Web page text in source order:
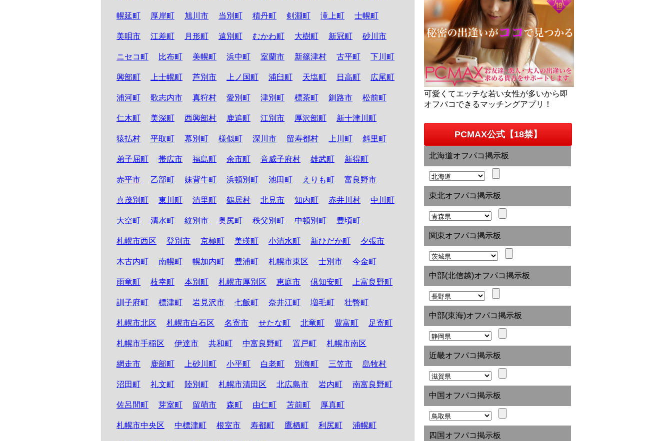
幌延町 厚岸町 旭川市 当別町 積丹町 剣淵町 滝上町 士幌町
美唄市 江差町 月形町 遠別町 むかわ町 大樹町 新冠町 砂川市
ニセコ町 比布町 美幌町 浜中町 室蘭市 新篠津村 古平町 下川町
興部町 上士幌町 芦別市 上ノ国町 浦臼町 天塩町 日高町 広尾町
浦河町 歌志内市 真狩村 愛別町 津別町 標茶町 釧路市 松前町
仁木町 美深町 西興部村 鹿追町 江別市 厚沢部町 新十津川町
猿払村 平取町 幕別町 様似町 深川市 留寿都村 上川町 斜里町
弟子屈町 帯広市 福島町 余市町 音威子府村 雄武町 新得町
赤平市 乙部町 妹背牛町 浜頓別町 池田町 えりも町 富良野市
喜茂別町 東川町 清里町 鶴居村 北見市 知内町 赤井川村 中川町
大空町 清水町 紋別市 奥尻町 秩父別町 中頓別町 豊頃町
札幌市西区 登別市 京極町 美瑛町 小清水町 新ひだか町 夕張市
木古内町 南幌町 幌加内町 豊浦町 札幌市東区 士別市 今金町
雨竜町 枝幸町 本別町 札幌市厚別区 恵庭市 倶知安町 上富良野町
訓子府町 標津町 岩見沢市 七飯町 奈井江町 増毛町 壮瞥町
札幌市北区 札幌市白石区 名寄市 せたな町 北竜町 豊富町 足寄町
札幌市手稲区 伊達市 共和町 中富良野町 置戸町 札幌市南区
網走市 鹿部町 上砂川町 小平町 白老町 別海町 三笠市 島牧村
沼田町 礼文町 陸別町 札幌市清田区 北広島市 岩内町 南富良野町
佐呂間町 芽室町 留萌市 森町 由仁町 苫前町 厚真町
札幌市中央区 中標津町 根室市 寿都町 鷹栖町 利尻町 浦幌町
可愛くてエッチな若い女性が多いから即
オフパコできるマッチングアプリ！
PCMAX公式【18禁】
北海道オフパコ掲示板
東北オフパコ掲示板
関東オフパコ掲示板
中部(北信越)オフパコ掲示板
中部(東海)オフパコ掲示板
近畿オフパコ掲示板
中国オフパコ掲示板
四国オフパコ掲示板